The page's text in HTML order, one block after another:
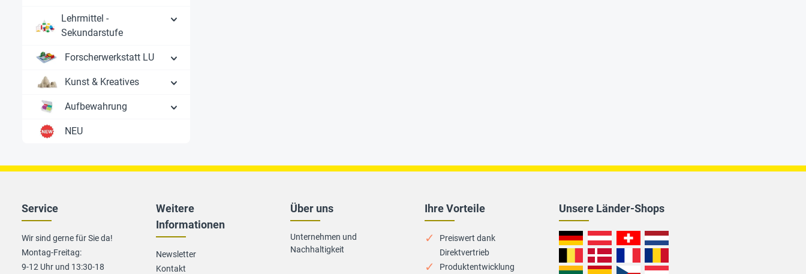
Lehrmittel -
Sekundarstufe
Forscherwerkstatt LU
Kunst & Kreatives
Aufbewahrung
NEU
Ihre Vorteile
Preiswert dank
Direktvertrieb
Produktentwicklung
Unsere Länder-Shops
Über uns
Unternehmen und
Nachhaltigkeit
Service
Wir sind gerne für Sie da!
Montag-Freitag:
9-12 Uhr und 13:30-18
Weitere
Informationen
Newsletter
Kontakt